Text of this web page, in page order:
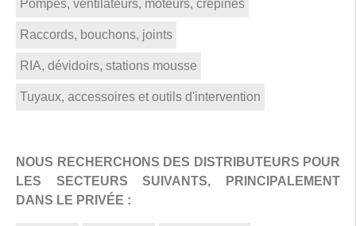
Pompes, ventilateurs, moteurs, crépines
Raccords, bouchons, joints
RIA, dévidoirs, stations mousse
Tuyaux, accessoires et outils d'intervention
NOUS RECHERCHONS DES DISTRIBUTEURS POUR
LES SECTEURS SUIVANTS, PRINCIPALEMENT
DANS LE PRIVÉE :